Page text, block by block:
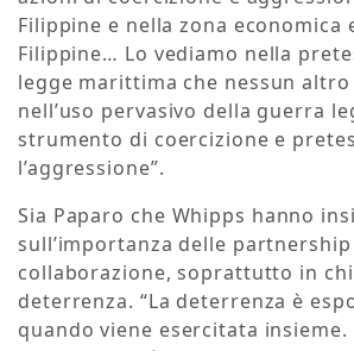
Filippine e nella zona economica
Filippine… Lo vediamo nella
legge marittima che nessun
nell’uso pervasivo della guerra
strumento di coercizione e
l’aggressione”.
Sia Paparo che Whipps hanno
sull’importanza delle partnership
collaborazione, soprattutto in
deterrenza. “La deterrenza è
quando viene esercitata insieme.